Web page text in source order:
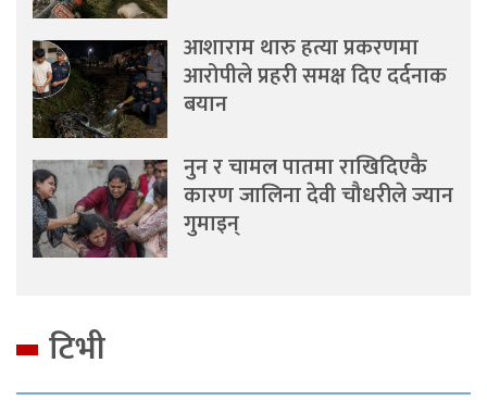
आशाराम थारु हत्या प्रकरणमा
आरोपीले प्रहरी समक्ष दिए दर्दनाक
बयान
नुन र चामल पातमा राखिदिएकै
कारण जालिना देवी चौधरीले ज्यान
गुमाइन्
टिभी